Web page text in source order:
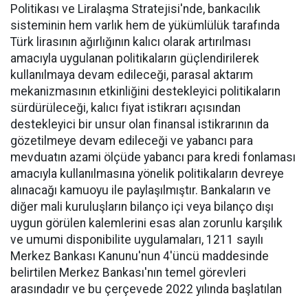
Politikası ve Liralaşma Stratejisi'nde, bankacılık
sisteminin hem varlık hem de yükümlülük tarafında
Türk lirasının ağırlığının kalıcı olarak artırılması
amacıyla uygulanan politikaların güçlendirilerek
kullanılmaya devam edileceği, parasal aktarım
mekanizmasının etkinliğini destekleyici politikaların
sürdürüleceği, kalıcı fiyat istikrarı açısından
destekleyici bir unsur olan finansal istikrarının da
gözetilmeye devam edileceği ve yabancı para
mevduatın azami ölçüde yabancı para kredi fonlaması
amacıyla kullanılmasına yönelik politikaların devreye
alınacağı kamuoyu ile paylaşılmıştır. Bankaların ve
diğer mali kuruluşların bilanço içi veya bilanço dışı
uygun görülen kalemlerini esas alan zorunlu karşılık
ve umumi disponibilite uygulamaları, 1211 sayılı
Merkez Bankası Kanunu'nun 4'üncü maddesinde
belirtilen Merkez Bankası'nın temel görevleri
arasındadır ve bu çerçevede 2022 yılında başlatılan